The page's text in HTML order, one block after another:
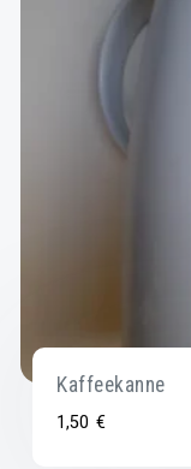
Kaffeekanne
1,50€